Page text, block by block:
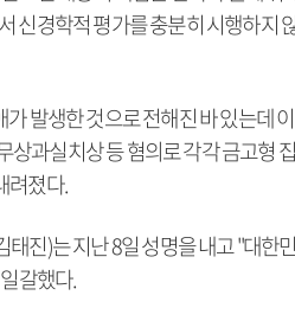
신경학적 평가를 충분히 시행하지
발생한 것으로 전해진 바 있는데
과실치상 등 혐의로 각각 금고형
려졌다.
진)는 지난 8일 성명을 내고 "대한
갈했다.